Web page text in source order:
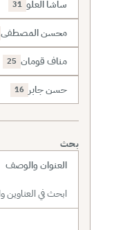
ساشا العلو 31
محسن المصطفى
مناف قومان 25
حسن جابر 16
بحث
نطاق البحث